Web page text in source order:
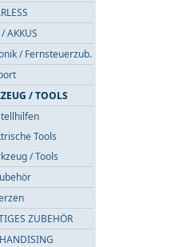
AKKUS
/ Fernsteuerzub.
/ TOOLS
Tools
/ Tools
ZUBEHÖR